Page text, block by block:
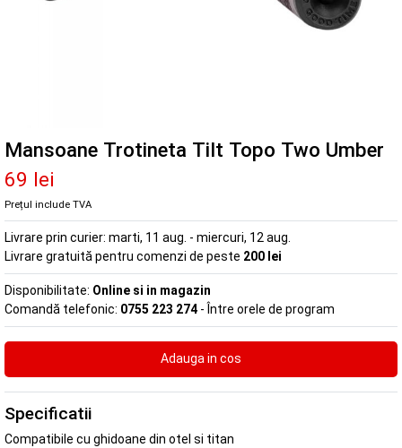
Mansoane Trotineta Tilt Topo Two Umber
69 lei
Prețul include TVA
Livrare prin curier: marti, 11 aug. - miercuri, 12 aug.
Livrare gratuită pentru comenzi de peste 200 lei
Disponibilitate: Online si in magazin
Comandă telefonic: 0755 223 274 - Între orele de program
Specificatii
Compatibile cu ghidoane din otel si titan